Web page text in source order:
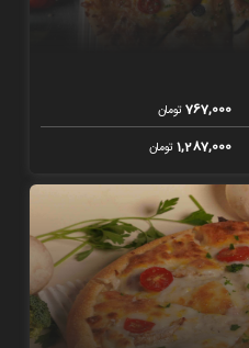
767,000تومان
1,287,000تومان